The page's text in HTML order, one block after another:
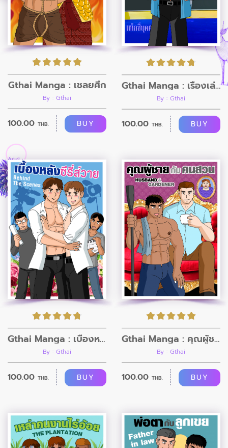
Gthai Manga : เชลยศึก
By : Gthai
100.00 THB. BUY
Gthai Manga : เรื่องเล่าคนขับแท็กซี่
By : Gthai
100.00 THB. BUY
Gthai Manga : เบื้องหลังซีรี่ส์วาย
By : Gthai
100.00 THB. BUY
Gthai Manga : คุณผู้ชายกับคนสวน
By : Gthai
100.00 THB. BUY